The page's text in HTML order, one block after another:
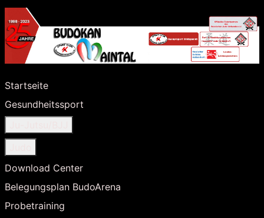
Startseite
Gesundheitssport
Download Center
Belegungsplan BudoArena
Probetraining